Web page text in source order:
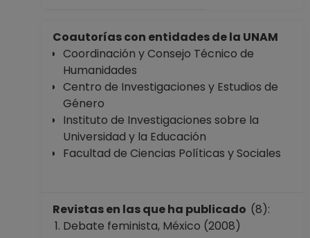
Coautorías con entidades de la UNAM
Coordinación y Consejo Técnico de
Humanidades
Centro de Investigaciones y Estudios de
Género
Instituto de Investigaciones sobre la
Universidad y la Educación
Facultad de Ciencias Políticas y Sociales
Revistas en las que ha publicado (8):
Debate feminista, México (2008)